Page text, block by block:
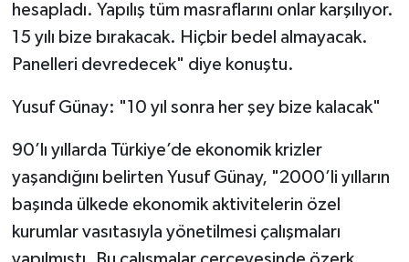
hesapladı. Yapılış tüm masraflarını onlar karşılıyor.
15 yılı bize bırakacak. Hiçbir bedel almayacak.
Panelleri devredecek" diye konuştu.
Yusuf Günay: "10 yıl sonra her şey bize kalacak"
90’lı yıllarda Türkiye’de ekonomik krizler
yaşandığını belirten Yusuf Günay, "2000’li yılların
başında ülkede ekonomik aktivitelerin özel
kurumlar vasıtasıyla yönetilmesi çalışmaları